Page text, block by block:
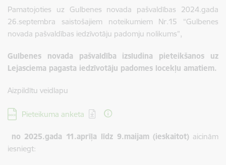
Pamatojoties uz Gulbenes novada pašvaldības 2024.gada
26.septembra saistošajiem noteikumiem Nr.15 “Gulbenes
novada pašvaldības iedzīvotāju padomju nolikums”,
Gulbenes novada pašvaldība izsludina pieteikšanos uz
Lejasciema pagasta iedzīvotāju padomes locekļu amatiem.
Aizpildītu veidlapu
Lejupielādēt:
Pieteikuma anketa
no 2025.gada 11.aprīļa līdz 9.maijam (ieskaitot) aicinām
iesniegt: